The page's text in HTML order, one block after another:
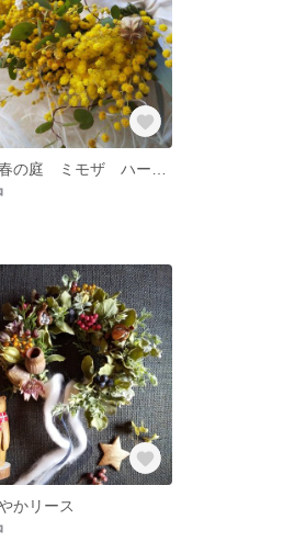
かリース